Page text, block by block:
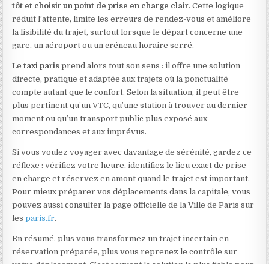
tôt et choisir un point de prise en charge clair. Cette logique
réduit l’attente, limite les erreurs de rendez-vous et améliore
la lisibilité du trajet, surtout lorsque le départ concerne une
gare, un aéroport ou un créneau horaire serré.
Letaxi paris prend alors tout son sens : il offre une solution
directe, pratique et adaptée aux trajets où la ponctualité
compte autant que le confort. Selon la situation, il peut être
plus pertinent qu’un VTC, qu’une station à trouver au dernier
moment ou qu’un transport public plus exposé aux
correspondances et aux imprévus.
Si vous voulez voyager avec davantage de sérénité, gardez ce
réflexe : vérifiez votre heure, identifiez le lieu exact de prise
en charge et réservez en amont quand le trajet est important.
Pour mieux préparer vos déplacements dans la capitale, vous
pouvez aussi consulter la page officielle de la Ville de Paris sur
lesparis.fr.
En résumé, plus vous transformez un trajet incertain en
réservation préparée, plus vous reprenez le contrôle sur